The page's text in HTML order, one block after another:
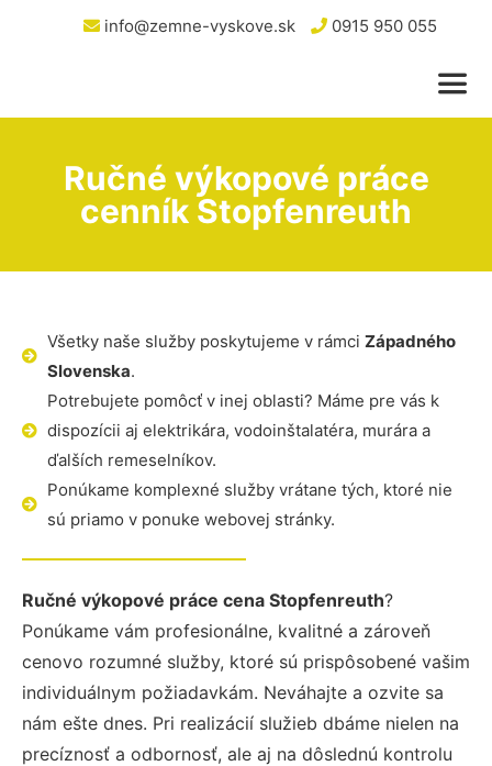
info@zemne-vyskove.sk 0915 950 055
Ručné výkopové práce
cenník Stopfenreuth
Všetky naše služby poskytujeme v rámci Západného
Slovenska.
Potrebujete pomôcť v inej oblasti? Máme pre vás k
dispozícii aj elektrikára, vodoinštalatéra, murára a
ďalších remeselníkov.
Ponúkame komplexné služby vrátane tých, ktoré nie
sú priamo v ponuke webovej stránky.
Ručné výkopové práce cena Stopfenreuth?
Ponúkame vám profesionálne, kvalitné a zároveň
cenovo rozumné služby, ktoré sú prispôsobené vašim
individuálnym požiadavkám. Neváhajte a ozvite sa
nám ešte dnes. Pri realizácií služieb dbáme nielen na
precíznosť a odbornosť, ale aj na dôslednú kontrolu